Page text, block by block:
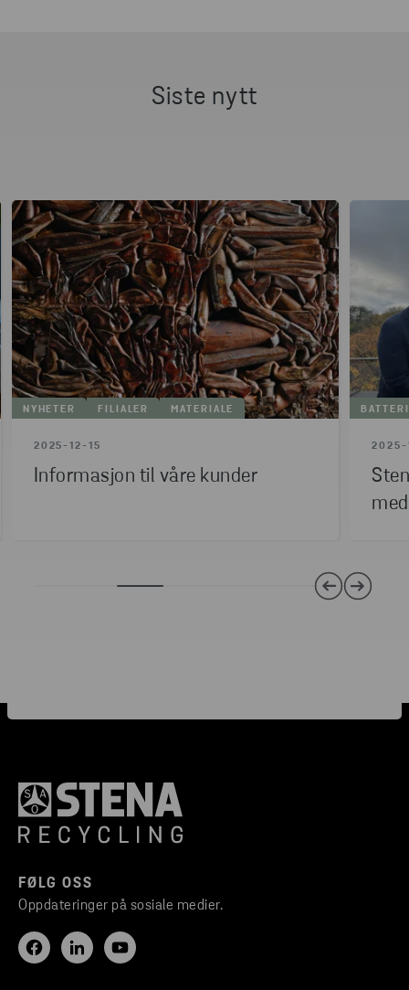
bærekraft og sterk konkurranseevne, har det ikke
blitt implementert i det tempoet mange spådde.
Siste nytt
NYHETER FILIALER MATERIALE
2025-12-15
Informasjon til våre kunder
FØLG OSS
Oppdateringer på sosiale medier.